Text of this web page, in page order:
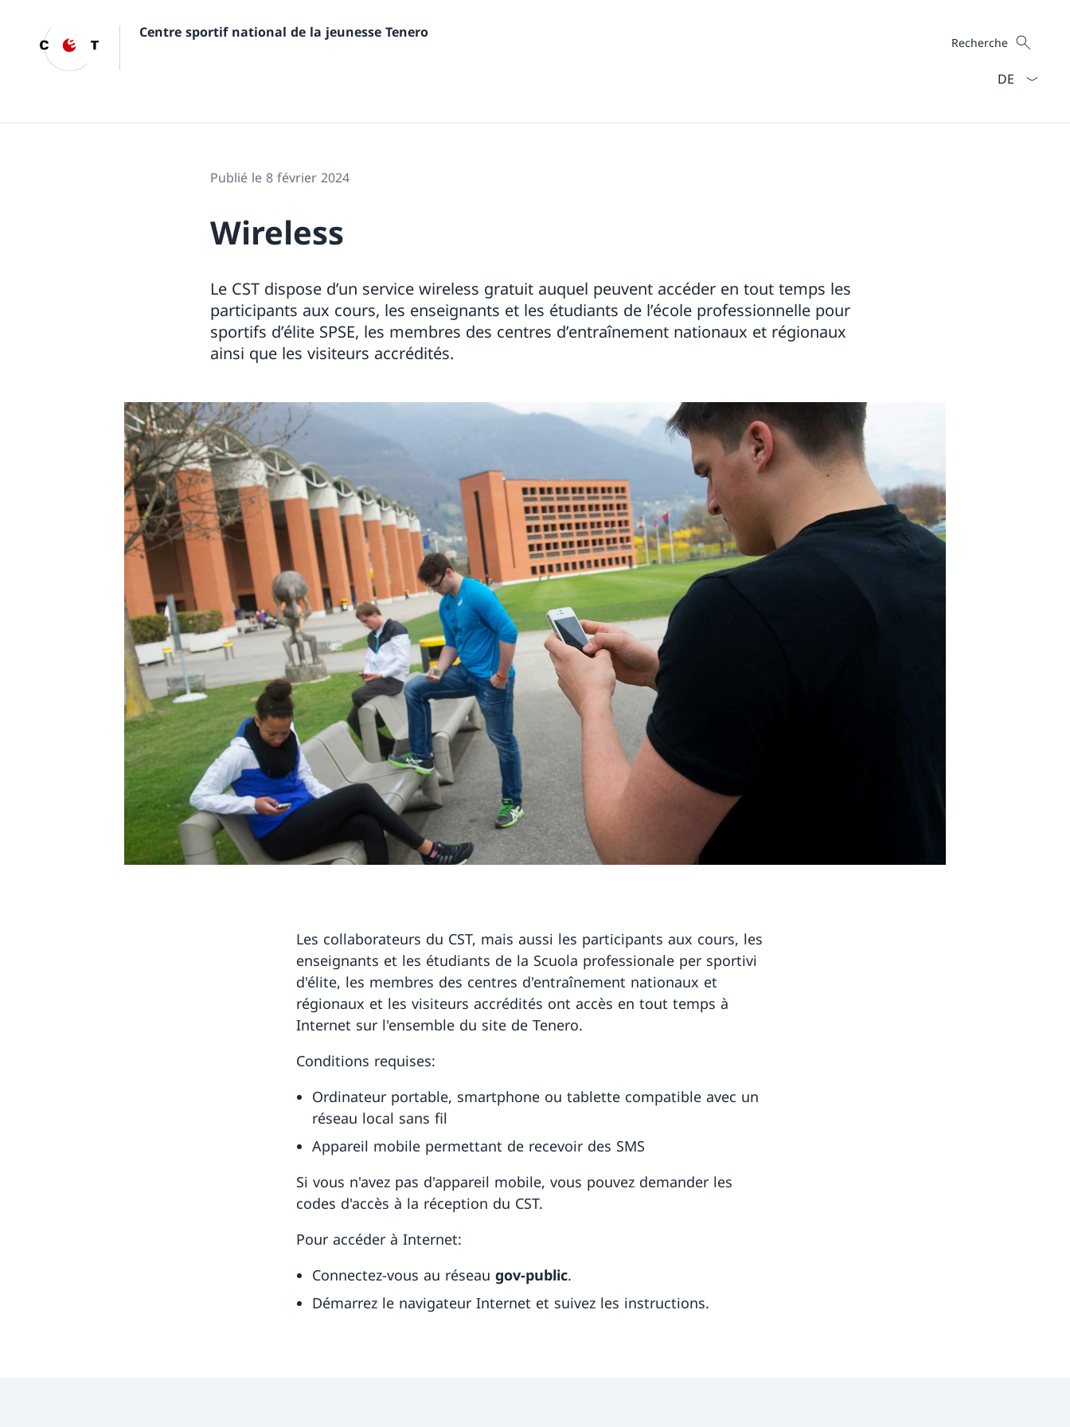
Centre sportif national de la jeunesse Tenero Recherche
Recherche
Publié le 8 février 2024
Wireless
Le CST dispose d’un service wireless gratuit auquel peuvent accéder en tout temps les
participants aux cours, les enseignants et les étudiants de l’école professionnelle pour
sportifs d’élite SPSE, les membres des centres d’entraînement nationaux et régionaux
ainsi que les visiteurs accrédités.
Les collaborateurs du CST, mais aussi les participants aux cours, les
enseignants et les étudiants de la Scuola professionale per sportivi
d'élite, les membres des centres d'entraînement nationaux et
régionaux et les visiteurs accrédités ont accès en tout temps à
Internet sur l'ensemble du site de Tenero.
Conditions requises:
Ordinateur portable, smartphone ou tablette compatible avec un
réseau local sans fil
Appareil mobile permettant de recevoir des SMS
Si vous n'avez pas d'appareil mobile, vous pouvez demander les
codes d'accès à la réception du CST.
Pour accéder à Internet:
Connectez-vous au réseau gov-public.
Démarrez le navigateur Internet et suivez les instructions.